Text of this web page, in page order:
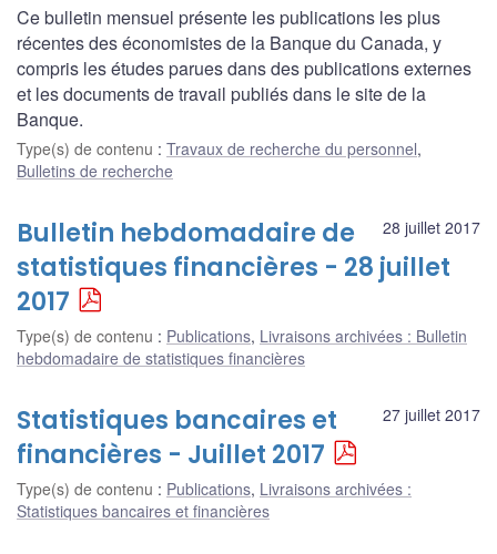
Ce bulletin mensuel présente les publications les plus
récentes des économistes de la Banque du Canada, y
compris les études parues dans des publications externes
et les documents de travail publiés dans le site de la
Banque.
Type(s) de contenu : Travaux de recherche du personnel,
Bulletins de recherche
28 juillet 2017
Bulletin hebdomadaire de
statistiques financières - 28 juillet
2017
Type(s) de contenu : Publications, Livraisons archivées : Bulletin
hebdomadaire de statistiques financières
27 juillet 2017
Statistiques bancaires et
financières - Juillet 2017
Type(s) de contenu : Publications, Livraisons archivées :
Statistiques bancaires et financières